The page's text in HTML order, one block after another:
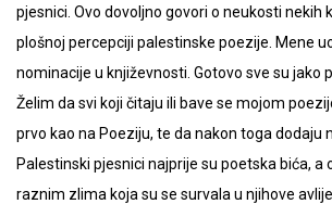
pjesnici. Ovo dovoljno govori o neukosti nekih
plošnoj percepciji palestinske poezije. Mene
nominacije u književnosti. Gotovo sve su jako
Želim da svi koji čitaju ili bave se mojom
prvo kao na Poeziju, te da nakon toga dodaju
Palestinski pjesnici najprije su poetska bića, a
raznim zlima koja su se survala u njihove